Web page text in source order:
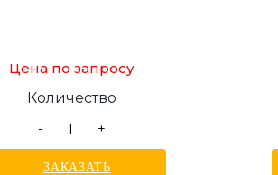
Цена по запросу
Количество
-
+
ЗАКАЗАТЬ